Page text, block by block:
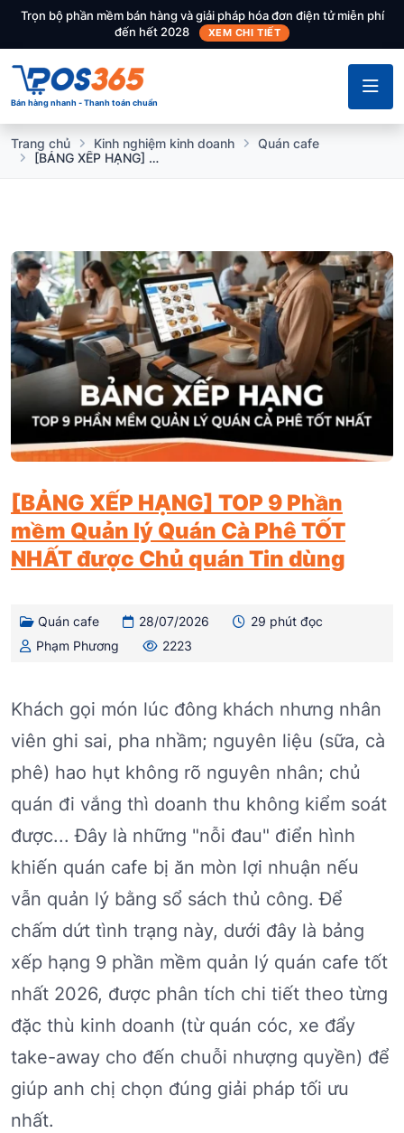
Trọn bộ phần mềm bán hàng và giải pháp hóa đơn điện tử miễn phí
đến hết 2028
XEM CHI TIẾT
Bán hàng nhanh - Thanh toán chuẩn
Trang chủ Kinh nghiệm kinh doanh
Quán cafe
[BẢNG XẾP HẠNG] TOP 9 Phần mềm Quản lý Quán Cà Phê TỐT NHẤT được Chủ quán Tin dùng
[BẢNG XẾP HẠNG] TOP 9 Phần
mềm Quản lý Quán Cà Phê TỐT
NHẤT được Chủ quán Tin dùng
Quán cafe 28/07/2026
29 phút đọc
Phạm Phương
2223
Khách gọi món lúc đông khách nhưng nhân
viên ghi sai, pha nhầm; nguyên liệu (sữa, cà
phê) hao hụt không rõ nguyên nhân; chủ
quán đi vắng thì doanh thu không kiểm soát
được... Đây là những "nỗi đau" điển hình
khiến quán cafe bị ăn mòn lợi nhuận nếu
vẫn quản lý bằng sổ sách thủ công. Để
chấm dứt tình trạng này, dưới đây là bảng
xếp hạng 9 phần mềm quản lý quán cafe tốt
nhất 2026, được phân tích chi tiết theo từng
đặc thù kinh doanh (từ quán cóc, xe đẩy
take-away cho đến chuỗi nhượng quyền) để
giúp anh chị chọn đúng giải pháp tối ưu
nhất.